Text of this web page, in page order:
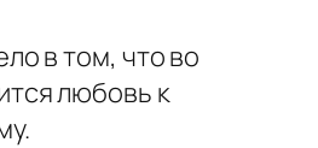
в том, что во
любовь к